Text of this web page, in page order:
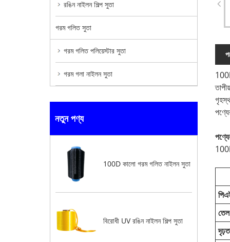
রঙিন নাইলন শিল্প সুতা
গরম গলিত সুতা
গরম গলিত পলিয়েস্টার সুতা
গরম গলা নাইলন সুতা
নতুন পণ্য
100D কালো গরম গলিত নাইলন সুতা
বিরোধী UV রঙিন নাইলন শিল্প সুতা